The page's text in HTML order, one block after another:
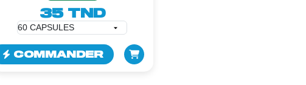
35 TND
COMMANDER